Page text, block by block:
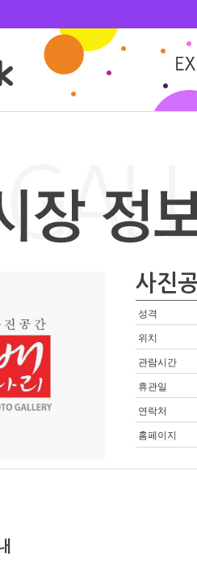
사진
성격
위치
관람시간
휴관일
연락처
홈페이지